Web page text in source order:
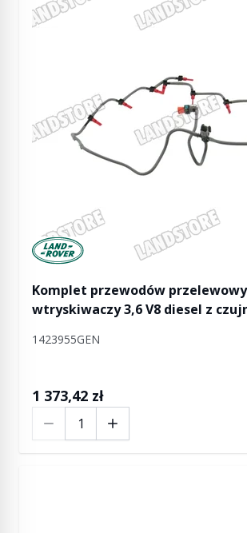
Manufactured by Land rover
Komplet przewodów
wtryskiwaczy 3,6 V8 diesel z
1423955GEN
1 373,42 zł